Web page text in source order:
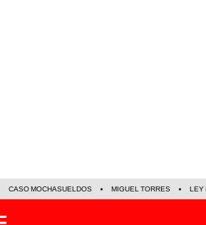
CASO MOCHASUELDOS MIGUEL TORRES LEY